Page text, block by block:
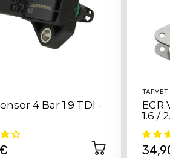
4 Bar 1.9 TDI -
TAFMET
EGR
1.6 /